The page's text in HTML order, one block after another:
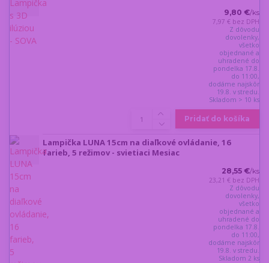
9,80 €/ks
7,97 € bez DPH
Z dôvodu
dovolenky,
všetko
objednané a
uhradené do
pondelka 17.8.
do 11:00,
dodáme najskôr
19.8. v stredu.
Skladom > 10 ks
Pridať do košíka
Lampička LUNA 15cm na diaľkové ovládanie, 16
farieb, 5 režimov - svietiaci Mesiac
28,55 €/ks
23,21 € bez DPH
Z dôvodu
dovolenky,
všetko
objednané a
uhradené do
pondelka 17.8.
do 11:00,
dodáme najskôr
19.8. v stredu.
Skladom 2 ks